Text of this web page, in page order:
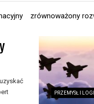
zrównoważony
PRZEMYSŁ I